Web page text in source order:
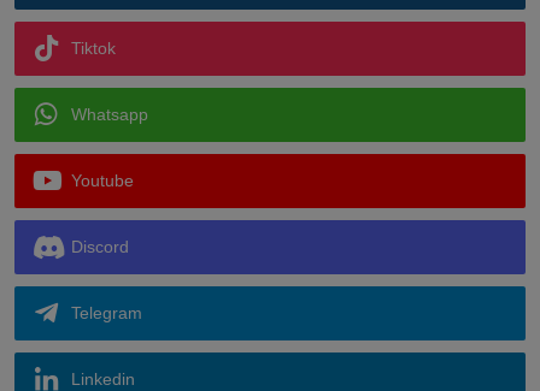
Tiktok
Whatsapp
Youtube
Discord
Telegram
Linkedin